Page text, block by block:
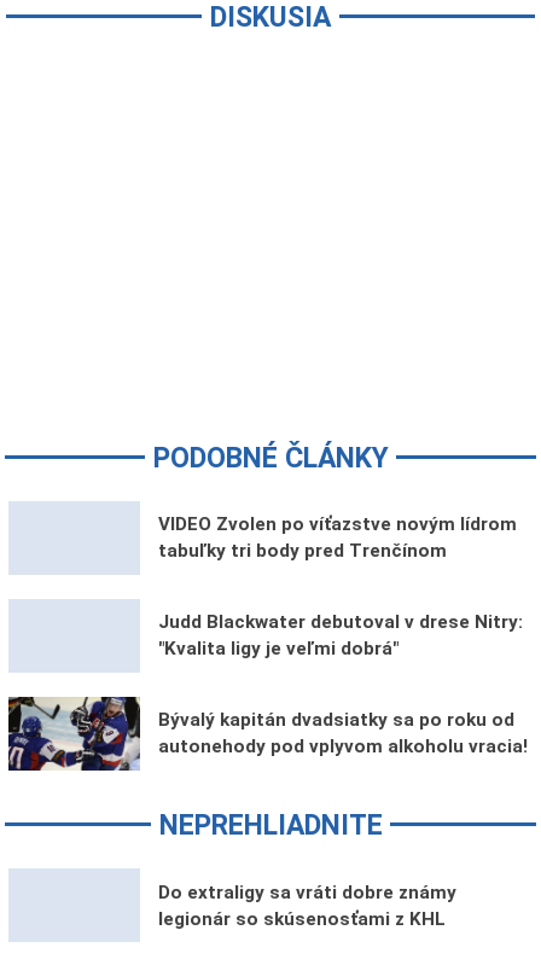
DISKUSIA
PODOBNÉ ČLÁNKY
VIDEO Zvolen po víťazstve novým lídrom
tabuľky tri body pred Trenčínom
Judd Blackwater debutoval v drese Nitry:
"Kvalita ligy je veľmi dobrá"
Bývalý kapitán dvadsiatky sa po roku od
autonehody pod vplyvom alkoholu vracia!
NEPREHLIADNITE
Do extraligy sa vráti dobre známy
legionár so skúsenosťami z KHL